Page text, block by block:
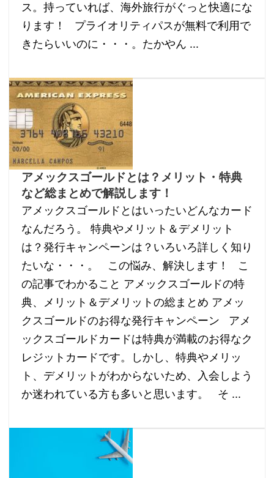
ス。持っていれば、海外旅行がぐっと快適にな
ります！ プライオリティパスが無料で利用で
きたらいいのに・・・。たかやん ...
アメックスゴールドとは？メリット・特典
など総まとめで解説します！
アメックスゴールドとはいったいどんなカード
なんだろう。 特典やメリット＆デメリット
は？発行キャンペーンは？いろいろ詳しく知り
たいな・・・。 この悩み、解決します！ こ
の記事でわかること アメックスゴールドの特
典、メリット＆デメリットの総まとめ アメッ
クスゴールドのお得な発行キャンペーン アメ
ックスゴールドカードは特典が満載のお得なク
レジットカードです。しかし、特典やメリッ
ト、デメリットがわからないため、入会しよう
か迷われている方も多いと思います。 そ ...